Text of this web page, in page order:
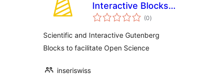
Interactive Blocks –
inseri core
(0total
ratings
)
Scientific and Interactive Gutenberg
Blocks to facilitate Open Science
inseriswiss